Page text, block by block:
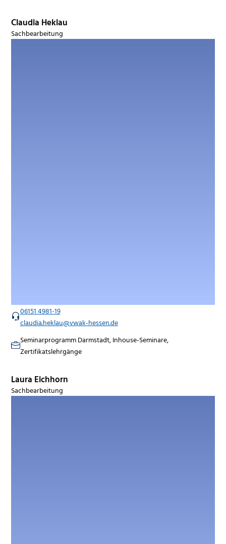
Claudia Heklau
Sachbearbeitung
06151 4981-19
claudia.heklau@vwak-hessen.de
Seminarprogramm Darmstadt, Inhouse-Seminare,
Zertifikatslehrgänge
Laura Eichhorn
Sachbearbeitung